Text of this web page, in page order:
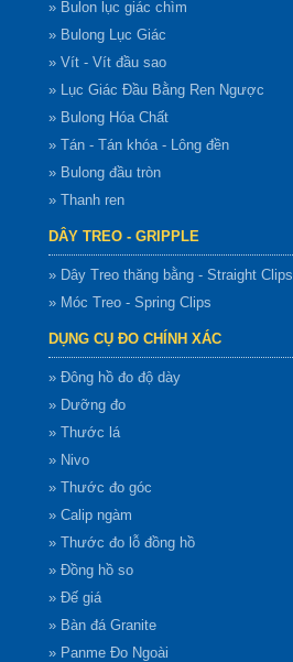
» Bulon lục giác chìm
» Bulong Lục Giác
» Vít - Vít đầu sao
» Lục Giác Đầu Bằng Ren Ngược
» Bulong Hóa Chất
» Tán - Tán khóa - Lông đền
» Bulong đầu tròn
» Thanh ren
DÂY TREO - GRIPPLE
» Dây Treo thăng bằng - Straight Clips
» Móc Treo - Spring Clips
DỤNG CỤ ĐO CHÍNH XÁC
» Đông hồ đo độ dày
» Dưỡng đo
» Thước lá
» Nivo
» Thước đo góc
» Calip ngàm
» Thước đo lỗ đồng hồ
» Đồng hồ so
» Đế giá
» Bàn đá Granite
» Panme Đo Ngoài